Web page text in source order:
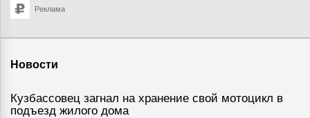
Реклама
Новости
Кузбассовец загнал на хранение свой мотоцикл в
подъезд жилого дома